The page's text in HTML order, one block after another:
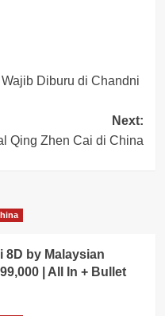
Diburu di Chandni
Next:
Qing Zhen Cai di China
8D by Malaysian
| All In + Bullet